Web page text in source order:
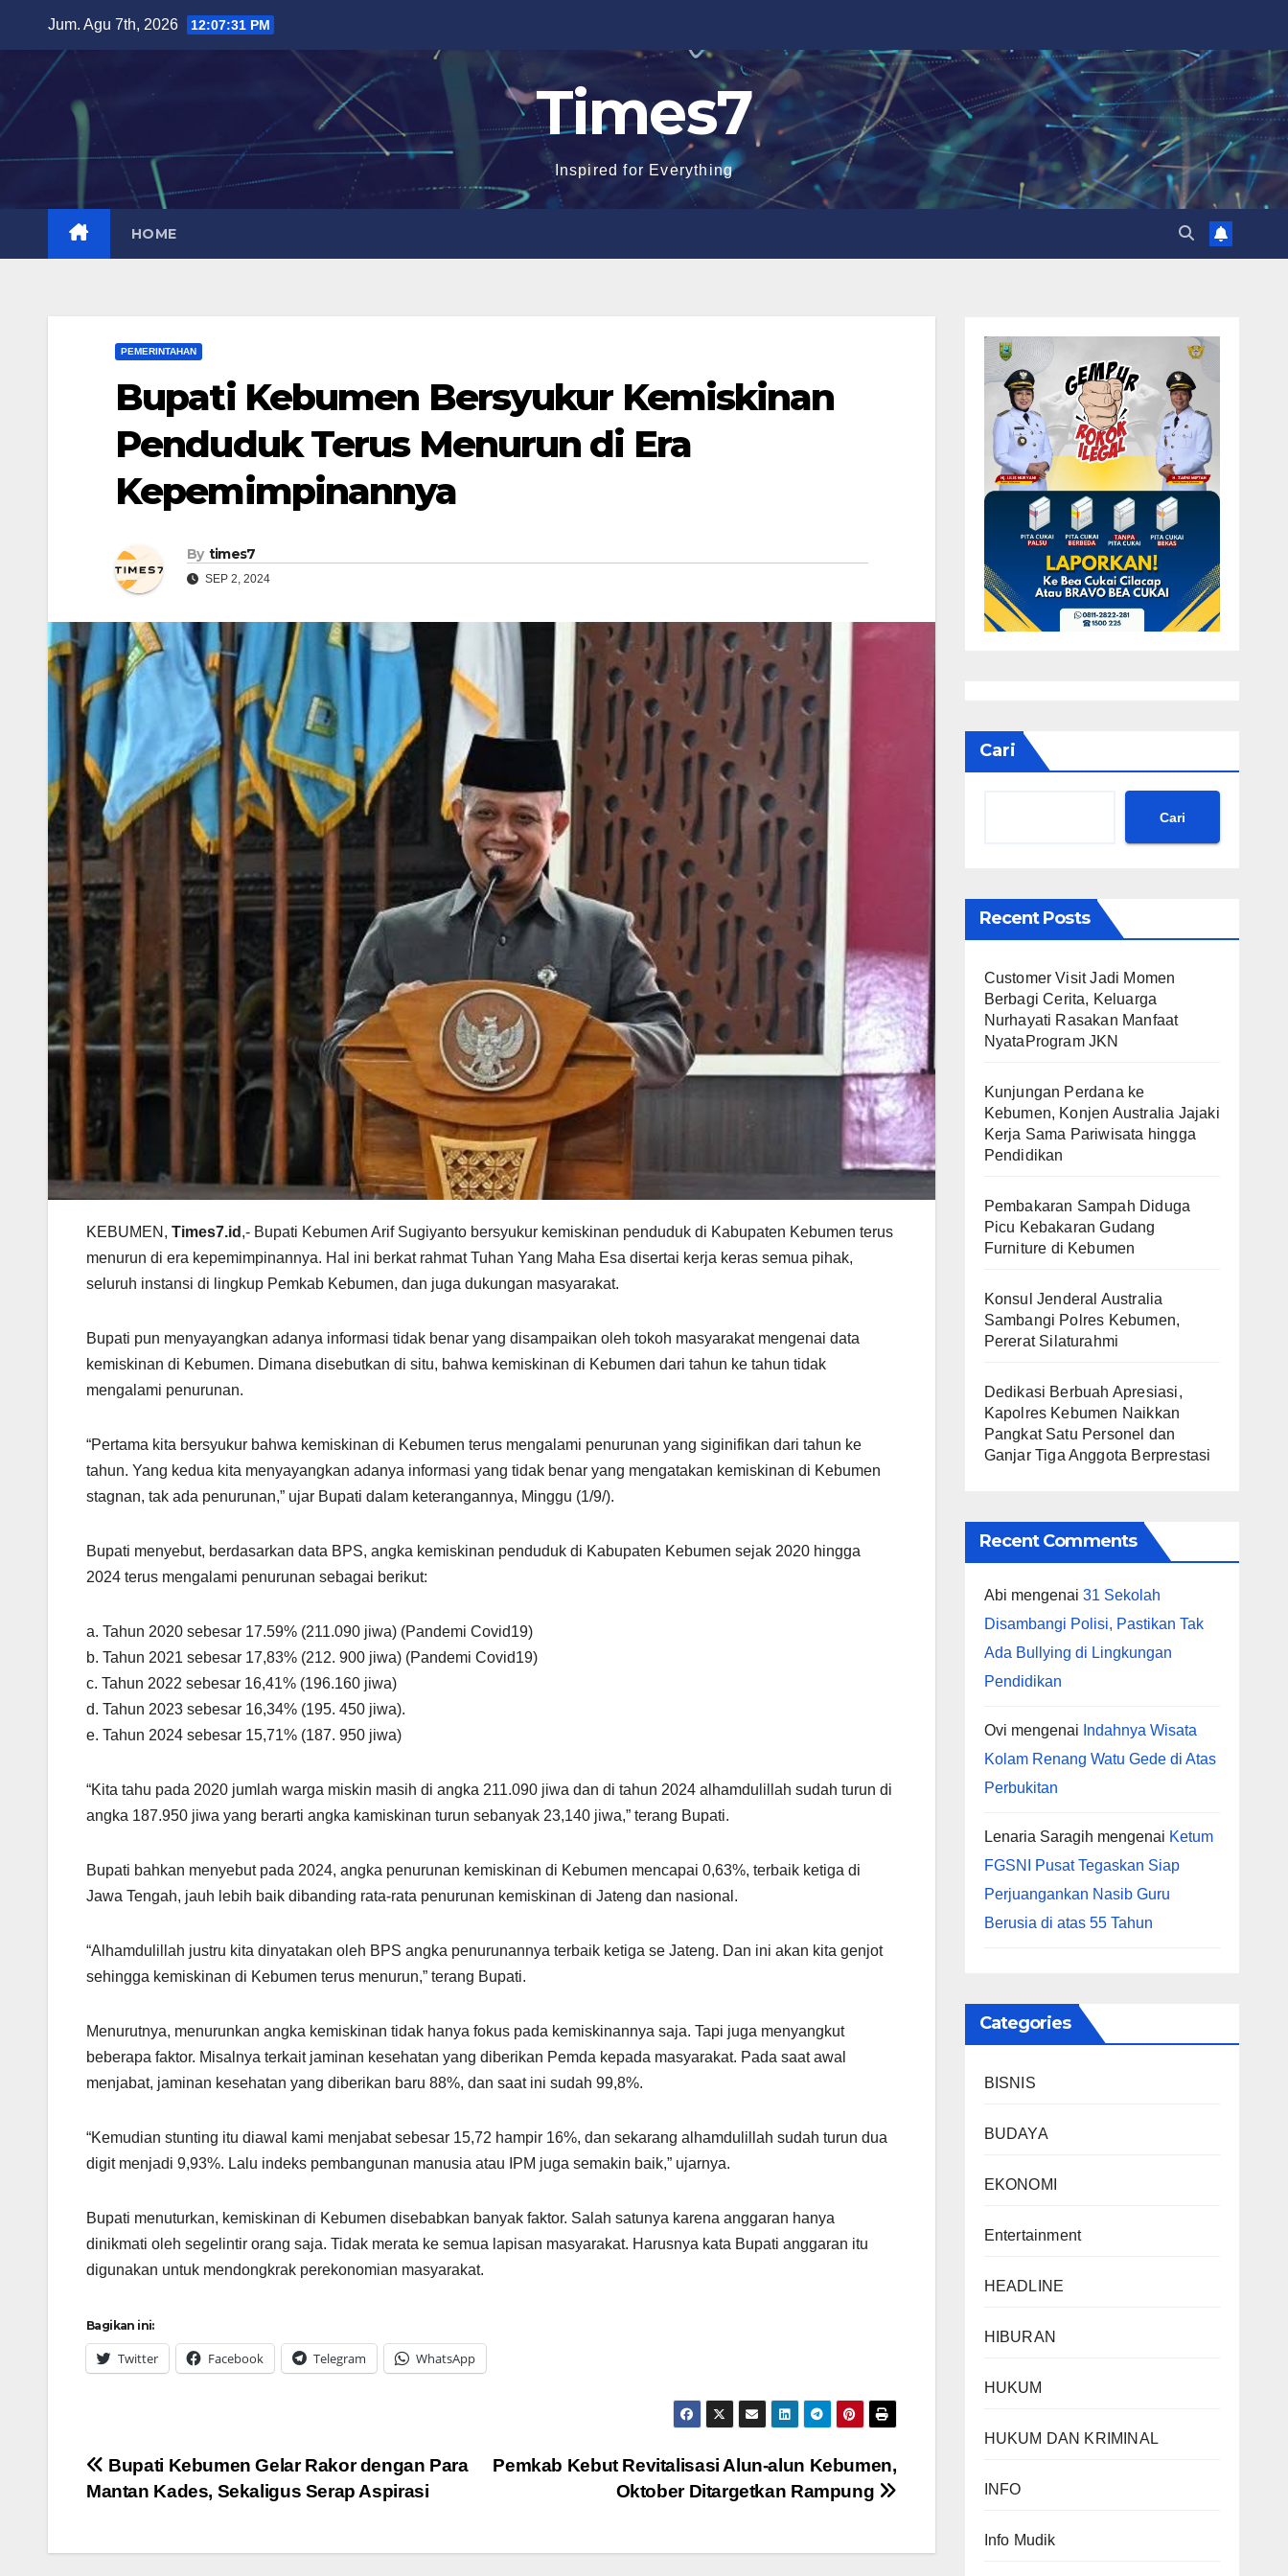
content
Jum. Agu 7th, 2026 12:07:32 PM
Times7
Inspired for Everything
HOME
PEMERINTAHAN
Bupati Kebumen Bersyukur Kemiskinan
Penduduk Terus Menurun di Era
Kepemimpinannya
By times7
SEP 2, 2024
KEBUMEN, Times7.id ,- Bupati Kebumen Arif Sugiyanto bersyukur kemiskinan penduduk di Kabupaten Kebumen terus
menurun di era kepemimpinannya. Hal ini berkat rahmat Tuhan Yang Maha Esa disertai kerja keras semua pihak,
seluruh instansi di lingkup Pemkab Kebumen, dan juga dukungan masyarakat.
Bupati pun menyayangkan adanya informasi tidak benar yang disampaikan oleh tokoh masyarakat mengenai data
kemiskinan di Kebumen. Dimana disebutkan di situ, bahwa kemiskinan di Kebumen dari tahun ke tahun tidak
mengalami penurunan.
“Pertama kita bersyukur bahwa kemiskinan di Kebumen terus mengalami penurunan yang siginifikan dari tahun ke
tahun. Yang kedua kita menyayangkan adanya informasi yang tidak benar yang mengatakan kemiskinan di Kebumen
stagnan, tak ada penurunan,” ujar Bupati dalam keterangannya, Minggu (1/9/).
Bupati menyebut, berdasarkan data BPS, angka kemiskinan penduduk di Kabupaten Kebumen sejak 2020 hingga
2024 terus mengalami penurunan sebagai berikut:
a. Tahun 2020 sebesar 17.59% (211.090 jiwa) (Pandemi Covid19)
b. Tahun 2021 sebesar 17,83% (212. 900 jiwa) (Pandemi Covid19)
c. Tahun 2022 sebesar 16,41% (196.160 jiwa)
d. Tahun 2023 sebesar 16,34% (195. 450 jiwa).
e. Tahun 2024 sebesar 15,71% (187. 950 jiwa)
“Kita tahu pada 2020 jumlah warga miskin masih di angka 211.090 jiwa dan di tahun 2024 alhamdulillah sudah turun di
angka 187.950 jiwa yang berarti angka kamiskinan turun sebanyak 23,140 jiwa,” terang Bupati.
Bupati bahkan menyebut pada 2024, angka penurunan kemiskinan di Kebumen mencapai 0,63%, terbaik ketiga di
Jawa Tengah, jauh lebih baik dibanding rata-rata penurunan kemiskinan di Jateng dan nasional.
“Alhamdulillah justru kita dinyatakan oleh BPS angka penurunannya terbaik ketiga se Jateng. Dan ini akan kita genjot
sehingga kemiskinan di Kebumen terus menurun,” terang Bupati.
Menurutnya, menurunkan angka kemiskinan tidak hanya fokus pada kemiskinannya saja. Tapi juga menyangkut
beberapa faktor. Misalnya terkait jaminan kesehatan yang diberikan Pemda kepada masyarakat. Pada saat awal
menjabat, jaminan kesehatan yang diberikan baru 88%, dan saat ini sudah 99,8%.
“Kemudian stunting itu diawal kami menjabat sebesar 15,72 hampir 16%, dan sekarang alhamdulillah sudah turun dua
digit menjadi 9,93%. Lalu indeks pembangunan manusia atau IPM juga semakin baik,” ujarnya.
Bupati menuturkan, kemiskinan di Kebumen disebabkan banyak faktor. Salah satunya karena anggaran hanya
dinikmati oleh segelintir orang saja. Tidak merata ke semua lapisan masyarakat. Harusnya kata Bupati anggaran itu
digunakan untuk mendongkrak perekonomian masyarakat.
Bagikan ini:
Twitter Facebook Telegram WhatsApp
Navigasi
Pemkab Kebut Revitalisasi Alun-alun Kebumen,
Oktober Ditargetkan Rampung
Bupati Kebumen Gelar Rakor dengan Para
Mantan Kades, Sekaligus Serap Aspirasi
Cari
Cari
Recent Posts
Customer Visit Jadi Momen
Berbagi Cerita, Keluarga
Nurhayati Rasakan Manfaat
NyataProgram JKN
Kunjungan Perdana ke
Kebumen, Konjen Australia Jajaki
Kerja Sama Pariwisata hingga
Pendidikan
Pembakaran Sampah Diduga
Picu Kebakaran Gudang
Furniture di Kebumen
Konsul Jenderal Australia
Sambangi Polres Kebumen,
Pererat Silaturahmi
Dedikasi Berbuah Apresiasi,
Kapolres Kebumen Naikkan
Pangkat Satu Personel dan
Ganjar Tiga Anggota Berprestasi
Recent Comments
Abi mengenai 31 Sekolah
Disambangi Polisi, Pastikan Tak
Ada Bullying di Lingkungan
Pendidikan
Ovi mengenai Indahnya Wisata
Kolam Renang Watu Gede di Atas
Perbukitan
Lenaria Saragih mengenai Ketum
FGSNI Pusat Tegaskan Siap
Perjuangankan Nasib Guru
Berusia di atas 55 Tahun
Categories
BISNIS
BUDAYA
EKONOMI
Entertainment
HEADLINE
HIBURAN
HUKUM
HUKUM DAN KRIMINAL
INFO
Info Mudik